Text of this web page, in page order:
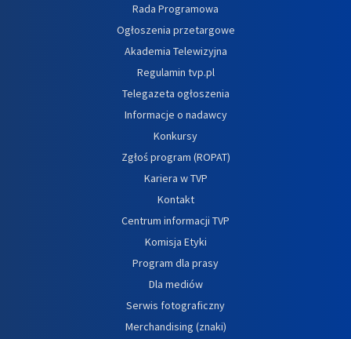
Rada Programowa
Ogłoszenia przetargowe
Akademia Telewizyjna
Regulamin tvp.pl
Telegazeta ogłoszenia
Informacje o nadawcy
Konkursy
Zgłoś program (ROPAT)
Kariera w TVP
Kontakt
Centrum informacji TVP
Komisja Etyki
Program dla prasy
Dla mediów
Serwis fotograficzny
Merchandising (znaki)